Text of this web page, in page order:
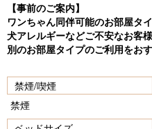
【事前のご案内】
ワンちゃん同伴可能のお部屋タ
犬アレルギーなどご不安なお客
別のお部屋タイプのご利用をお
禁煙/喫煙
禁煙